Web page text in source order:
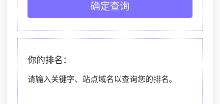
确定查询
你的排名：
请输入关键字、站点域名以查询您的排名。